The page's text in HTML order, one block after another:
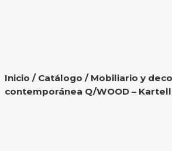
Inicio / Catálogo / Mobiliario y
contemporánea Q/WOOD – Kartell